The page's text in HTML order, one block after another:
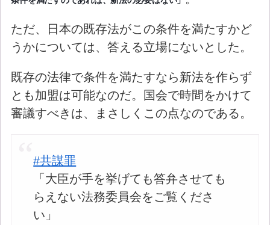
ただ、日本の既存法がこの条件を満たすかど
うかについては、答える立場にないとした。
既存の法律で条件を満たすなら新法を作らず
とも加盟は可能なのだ。国会で時間をかけて
審議すべきは、まさしくこの点なのである。
#共謀罪
「大臣が手を挙げても答弁させても
らえない法務委員会をご覧くださ
い」